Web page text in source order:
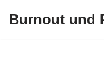
Burnout und